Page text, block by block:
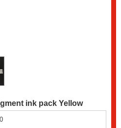
ink pack Yellow